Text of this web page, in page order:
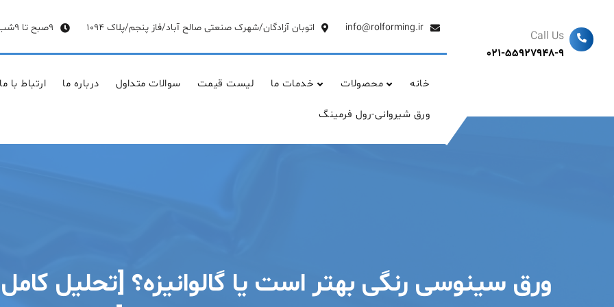
content
info@rolforming.ir اتوبان آزادگان/شهرک صنعتی صالح آباد/فاز پنجم/پلاک 1094 9صبح تا 9شب
خانه محصولات خدمات ما لیست قیمت سوالات متداول درباره ما ارتباط با ما
ورق شیروانی-رول فرمینگ
Call Us
021-55927948-9
ورق سینوسی رنگی بهتر است یا گالوانیزه؟ [تحلیل